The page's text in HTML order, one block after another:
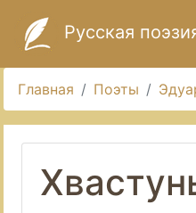
Русская
Главная Поэты